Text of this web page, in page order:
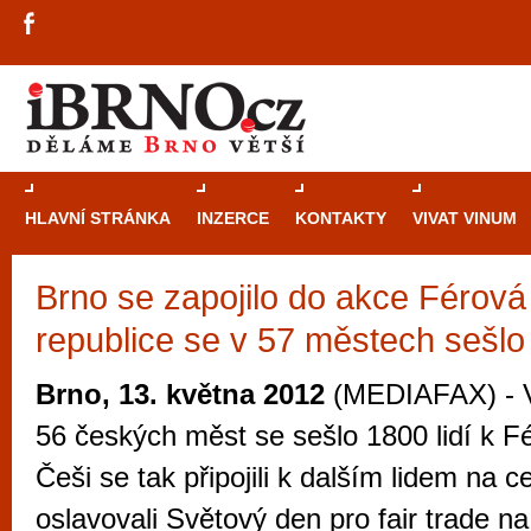
HLAVNÍ STRÁNKA INZERCE KONTAKTY VIVAT VINUM
Brno se zapojilo do akce
republice se v 57 městech
Brno, 13. května 2012 (MEDIAFAX) -
56 českých měst se sešlo 1800 lidí k
Češi se tak připojili k dalším lidem na
oslavovali Světový den pro fair trade
Průvodce
Brně: Od
Brno je
zajímavé
restaurace,
Mimo jiné je ale také místem, kde si